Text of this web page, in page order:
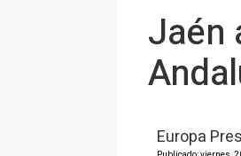
Jaén
Europa